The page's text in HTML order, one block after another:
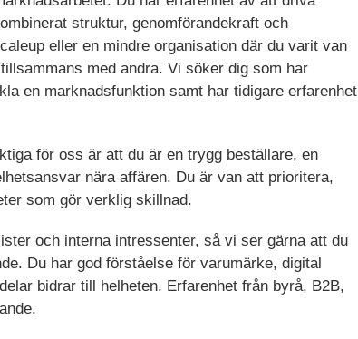
struktur, genomförandekraft och
eller en mindre organisation där du varit van
med andra. Vi söker dig som har
en marknadsfunktion samt har tidigare erfarenhet
för oss är att du är en trygg beställare, en
nära affären. Du är van att prioritera,
som gör verklig skillnad.
och interna intressenter, så vi ser gärna att du
Du har god förståelse för varumärke, digital
bidrar till helheten. Erfarenhet från byrå, B2B,